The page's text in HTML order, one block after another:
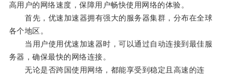
高用户的网络速度，保障用户畅快使用网络的体验。
首先，优速加速器拥有强大的服务器集群，分布在全球
各个地区。
当用户使用优速加速器时，可以通过自动连接到最佳服
务器，确保最快的网络连接。
无论是否跨国使用网络，都能享受到稳定且高速的连